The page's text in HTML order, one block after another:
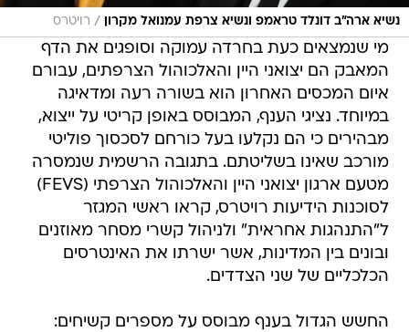
נשיא ארה"ב דונלד טראמפ ונשיא צרפת עמנואל מקרון / רויטרס
מי שנמצאים כעת בחרדה עמוקה וסופגים את הדף
המאבק הם יצואני היין והאלכוהול הצרפתים, עבורם
איום המכסים האחרון הוא בשורה רעה ומדאיגה
במיוחד. נציגי הענף, המבוסס באופן קריטי על ייצוא,
מבהירים כי הם נקלעו בעל כורחם לסכסוך פוליטי
מורכב שאינו בשליטתם. בתגובה הרשמית שנמסרה
מטעם ארגון יצואני היין והאלכוהול הצרפתי (FEVS)
לסוכנות הידיעות רויטרס, קראו ראשי המגזר
ל"התנהגות אחראית" ולניהול קשרי מסחר מאוזנים
ובונים בין המדינות, אשר ישרתו את האינטרסים
הכלכליים של שני הצדדים.
החשש הגדול בענף מבוסס על מספרים קשיחים: